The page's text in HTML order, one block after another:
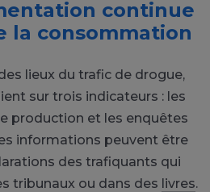
continue
la consommation
lieux du trafic de drogue,
sur trois indicateurs : les
production et les enquêtes
informations peuvent être
des trafiquants qui
tribunaux ou dans des livres.